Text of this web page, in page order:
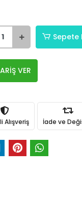
Sepete
VER
Alışveriş İade ve